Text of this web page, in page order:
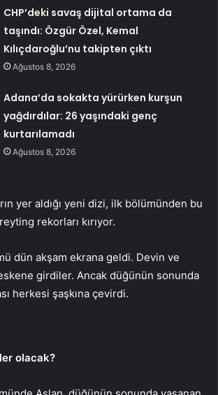
CHP’deki savaş dijital ortama da
taşındı: Özgür Özel, Kemal
Kılıçdaroğlu’nu takipten çıktı
Ağustos 8, 2026
Adana’da sokakta yürürken kurşun
yağdırdılar: 26 yaşındaki genç
kurtarılamadı
Ağustos 8, 2026
yer aldığı yeni dizi, ilk bölümünden bu
rekorları kırıyor.
dün akşam ekrana geldi. Devin ve
girdiler. Ancak düğünün sonunda
herkesi şaşkına çevirdi.
olacak?